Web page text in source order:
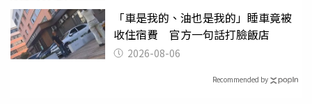
「車是我的、油也是我的」睡車竟被
收住宿費 官方一句話打臉飯店
2026-08-06
Recommended by